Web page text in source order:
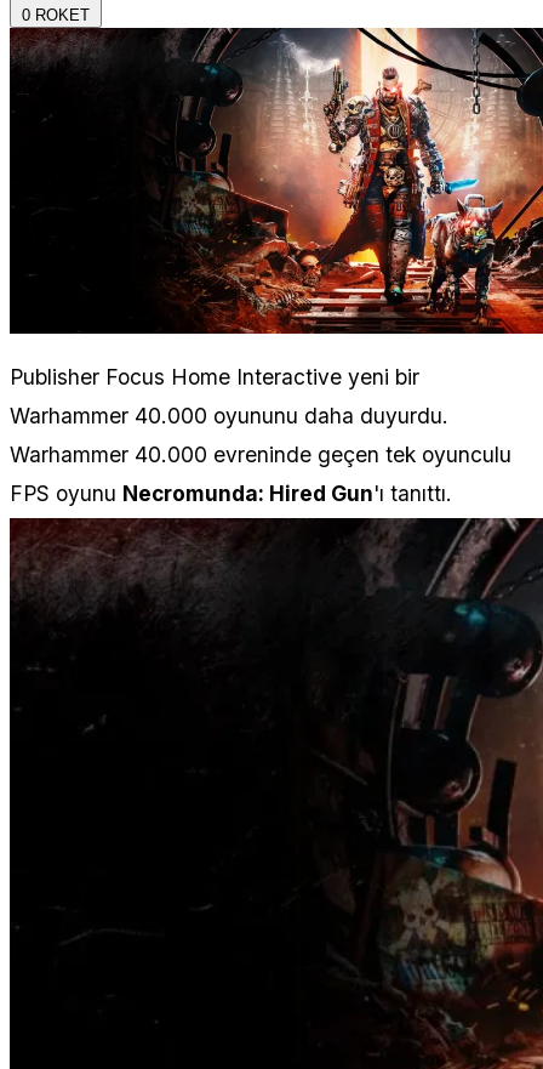
0 ROKET
Publisher Focus Home Interactive yeni bir
Warhammer 40.000 oyununu daha duyurdu.
Warhammer 40.000 evreninde geçen tek oyunculu
FPS oyunu Necromunda: Hired Gun'ı tanıttı.